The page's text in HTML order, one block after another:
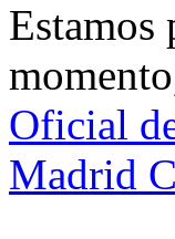
Estamos
Oficial
Madrid